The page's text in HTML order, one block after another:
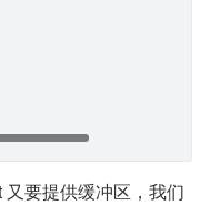
要提供缓冲区，我们